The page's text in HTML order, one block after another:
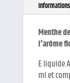
Menthe
l'arôme
E liquide
ml et